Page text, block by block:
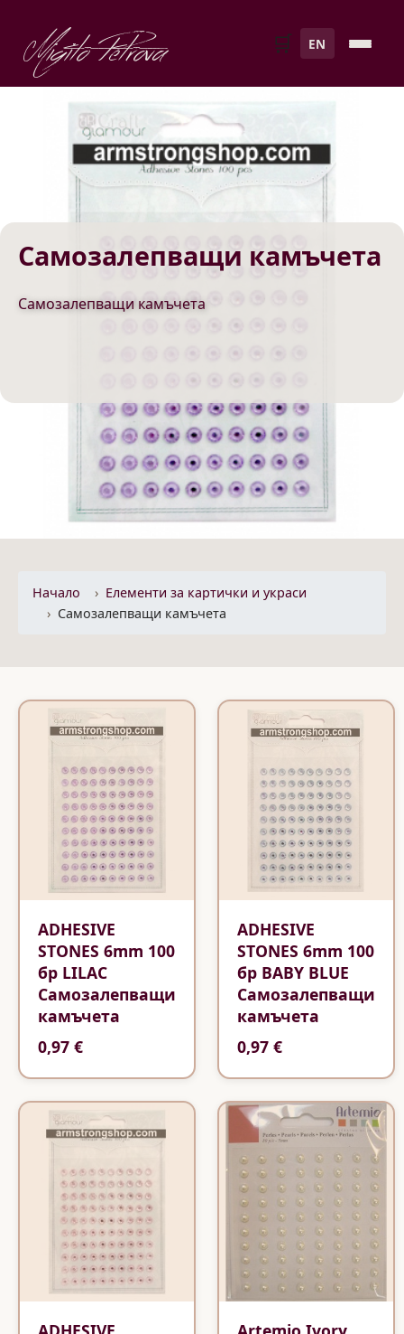
Migito Petrova 🛒 EN
Самозалепващи камъчета
Самозалепващи камъчета
Начало
Eлементи за картички и украси
Самозалепващи камъчета
ADHESIVE
STONES 6mm 100
бр LILAC
Самозалепващи
камъчета
0,97 €
ADHESIVE
STONES 6mm 100
бр BABY BLUE
Самозалепващи
камъчета
0,97 €